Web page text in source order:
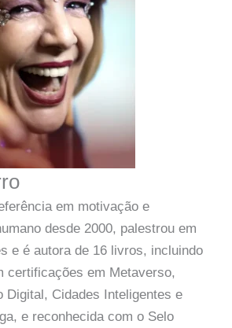
em motivação e
desde 2000, palestrou em
e é autora de 16 livros, incluindo
certificações em Metaverso,
Digital, Cidades Inteligentes e
e reconhecida com o Selo